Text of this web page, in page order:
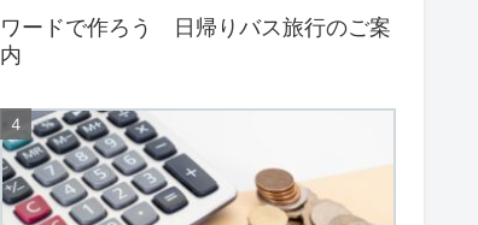
ワードで作ろう 日帰りバス旅行のご案
内